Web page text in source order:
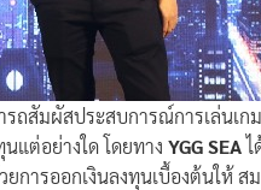
รถสัมผัสประสบการณ์การเล่นเก
แต่อย่างใด โดยทาง YGG SEAไ
การออกเงินลงทุนเบื้องต้นให้ ส